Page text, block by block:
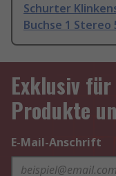
Schurter
Buchse 1 Stereo
Exklusiv
Produkte
E-Mail-Anschrift